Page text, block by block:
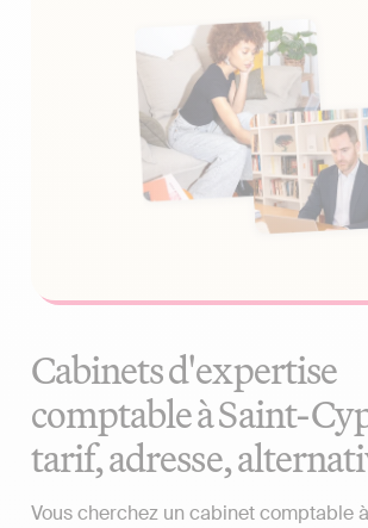
Cabinets d'expertise
comptable à Saint-
tarif, adresse,
Vous cherchez un cabinet comptable